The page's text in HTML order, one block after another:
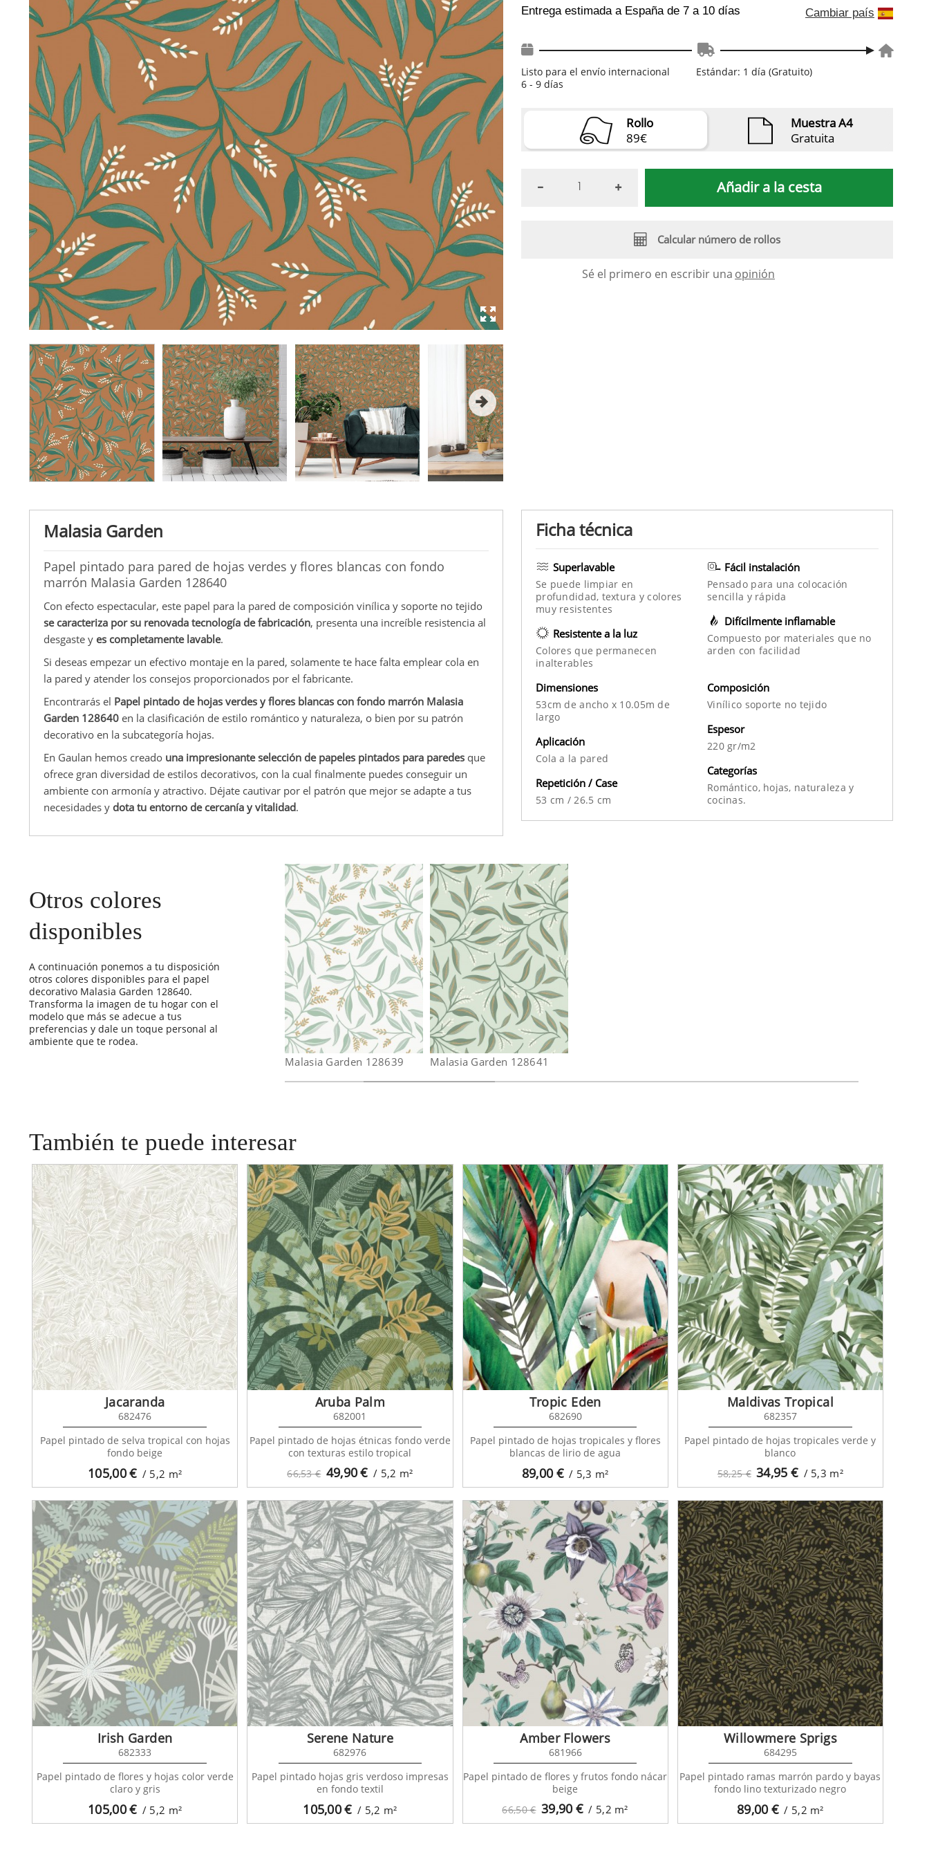
Malasia Garden
Papel pintado para pared de hojas verdes y flores blancas con fondo
marrón Malasia Garden 128640
Con efecto espectacular, este papel para la pared de composición vinílica y soporte no tejido
se caracteriza por su renovada tecnología de fabricación, presenta una increíble resistencia al
desgaste y es completamente lavable.
Si deseas empezar un efectivo montaje en la pared, solamente te hace falta emplear cola en
la pared y atender los consejos proporcionados por el fabricante.
Encontrarás el Papel pintado de hojas verdes y flores blancas con fondo marrón Malasia
Garden 128640 en la clasificación de estilo romántico y naturaleza, o bien por su patrón
decorativo en la subcategoría hojas.
En Gaulan hemos creado una impresionante selección de papeles pintados para paredes que
ofrece gran diversidad de estilos decorativos, con la cual finalmente puedes conseguir un
ambiente con armonía y atractivo. Déjate cautivar por el patrón que mejor se adapte a tus
necesidades y dota tu entorno de cercanía y vitalidad.
Entrega estimada a España de 7 a 10 días Cambiar país
Listo para el envío internacional
6 - 9 días
Estándar: 1 día (Gratuito)
Rollo
89€
Muestra A4
Gratuita
Añadir a la cesta
Calcular número de rollos
Sé el primero en escribir una opinión
Ficha técnica
Superlavable
Se puede limpiar en
profundidad, textura y colores
muy resistentes
Resistente a la luz
Colores que permanecen
inalterables
Fácil instalación
Pensado para una colocación
sencilla y rápida
Difícilmente inflamable
Compuesto por materiales que no
arden con facilidad
Dimensiones
53cm de ancho x 10.05m de
largo
Aplicación
Cola a la pared
Repetición / Case
53 cm / 26.5 cm
Composición
Vinílico soporte no tejido
Espesor
220 gr/m2
Categorías
Romántico, hojas, naturalezay
cocinas.
Otros colores
disponibles
A continuación ponemos a tu disposición
otros colores disponibles para el papel
decorativo Malasia Garden 128640.
Transforma la imagen de tu hogar con el
modelo que más se adecue a tus
preferencias y dale un toque personal al
ambiente que te rodea.
Malasia Garden 128639 Malasia Garden 128641
También te puede interesar
105,00€ / 5,2 m²
Jacaranda
682476
Papel pintado de selva tropical con hojas
fondo beige
66,53 € 49,90€ / 5,2 m²
Aruba Palm
682001
Papel pintado de hojas étnicas fondo verde
con texturas estilo tropical
89,00€ / 5,3 m²
Tropic Eden
682690
Papel pintado de hojas tropicales y flores
blancas de lirio de agua
58,25 € 34,95 € / 5,3 m²
Maldivas Tropical
682357
Papel pintado de hojas tropicales verde y
blanco
105,00€ / 5,2 m²
Irish Garden
682333
Papel pintado de flores y hojas color verde
claro y gris
105,00€ / 5,2 m²
Serene Nature
682976
Papel pintado hojas gris verdoso impresas
en fondo textil
66,50 € 39,90€ / 5,2 m²
Amber Flowers
681966
Papel pintado de flores y frutos fondo nácar
beige
89,00€ / 5,2 m²
Willowmere Sprigs
684295
Papel pintado ramas marrón pardo y bayas
fondo lino texturizado negro